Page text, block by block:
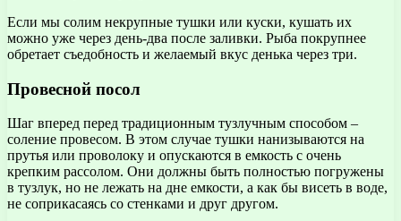
Если мы солим некрупные тушки или куски, кушать их
можно уже через день-два после заливки. Рыба покрупнее
обретает съедобность и желаемый вкус денька через три.
Провесной посол
Шаг вперед перед традиционным тузлучным способом –
соление провесом. В этом случае тушки нанизываются на
прутья или проволоку и опускаются в емкость с очень
крепким рассолом. Они должны быть полностью погружены
в тузлук, но не лежать на дне емкости, а как бы висеть в воде,
не соприкасаясь со стенками и друг другом.